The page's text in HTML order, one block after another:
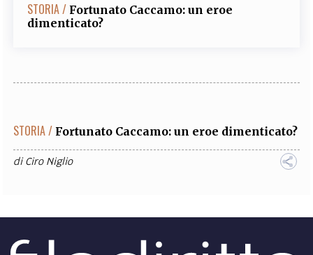
STORIA / Fortunato Caccamo: un eroe
dimenticato?
STORIA / Fortunato Caccamo: un eroe dimenticato?
diCiro Niglio